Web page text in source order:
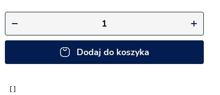
Dodaj do koszyka